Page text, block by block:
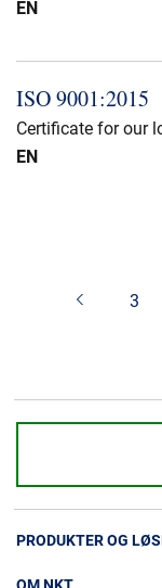
EN
ISO 9001:2015
Certificate for our
EN
3
PRODUKTER OG